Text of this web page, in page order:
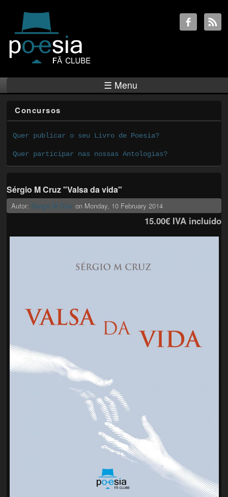
☰ Menu
Concursos
Quer publicar o seu Livro de Poesia?
Quer participar nas nossas Antologias?
Sérgio M Cruz "Valsa da vida"
Autor: Sergio M Cruz on Monday, 10 February 2014
15.00€IVA incluído